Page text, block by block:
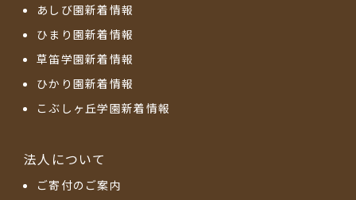
あしび園新着情報
ひまり園新着情報
草笛学園新着情報
ひかり園新着情報
こぶしヶ丘学園新着情報
法人について
ご寄付のご案内